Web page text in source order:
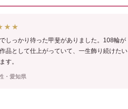
しっかり待った甲斐がありました。108輪が
品として仕上がっていて、一生飾り続けたい
す。
・愛知県